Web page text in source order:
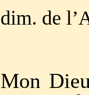
dim. de
Mon